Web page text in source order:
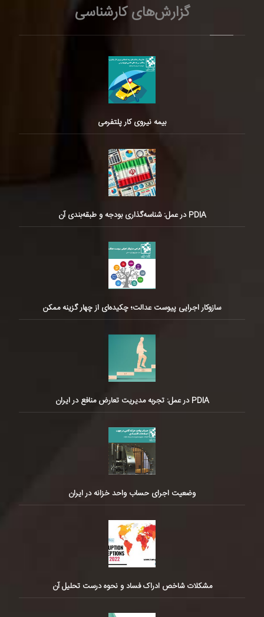
گزارش‌های کارشناسی
بیمه نیروی کار پلتفرمی
PDIA در عمل: شناسه‌گذاری بودجه و طبقه‌بندی آن
سازوکار اجرایی پیوست عدالت؛ چکیده‌ای از چهار گزینه ممکن
PDIA در عمل: تجربه مدیریت تعارض منافع در ایران
وضعیت اجرای حساب واحد خزانه در ایران
مشکلات شاخص ادراک فساد و نحوه درست تحلیل آن